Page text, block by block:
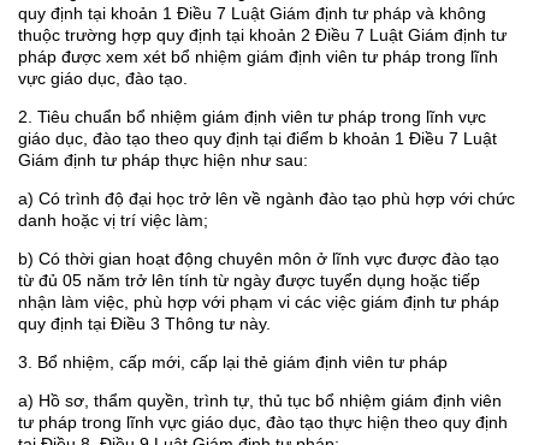
quy định tại khoản 1 Điều 7 Luật Giám định tư pháp và không
thuộc trường hợp quy định tại khoản 2 Điều 7 Luật Giám định tư
pháp được xem xét bổ nhiệm giám định viên tư pháp trong lĩnh
vực giáo dục, đào tạo.
2. Tiêu chuẩn bổ nhiệm giám định viên tư pháp trong lĩnh vực
giáo dục, đào tạo theo quy định tại điểm b khoản 1 Điều 7 Luật
Giám định tư pháp thực hiện như sau:
a) Có trình độ đại học trở lên về ngành đào tạo phù hợp với chức
danh hoặc vị trí việc làm;
b) Có thời gian hoạt động chuyên môn ở lĩnh vực được đào tạo
từ đủ 05 năm trở lên tính từ ngày được tuyển dụng hoặc tiếp
nhận làm việc, phù hợp với phạm vi các việc giám định tư pháp
quy định tại Điều 3 Thông tư này.
3. Bổ nhiệm, cấp mới, cấp lại thẻ giám định viên tư pháp
a) Hồ sơ, thẩm quyền, trình tự, thủ tục bổ nhiệm giám định viên
tư pháp trong lĩnh vực giáo dục, đào tạo thực hiện theo quy định